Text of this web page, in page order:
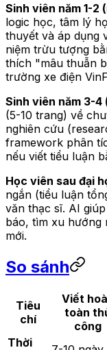
Sinh viên năm 1-2
logic học, tâm lý
thuyết và áp dụng
niệm trừu tượng
thích "mâu thuẫn
trường xe điện
Sinh viên năm 3-
(5-10 trang) về
nghiên cứu
framework phân
nếu viết tiểu luận
Học viên sau đại
ngắn (tiểu luận
văn thạc sĩ. AI
báo, tìm xu hướng
mới.
So sánh
Tiêu
chí
Viết
toàn
công
Thời